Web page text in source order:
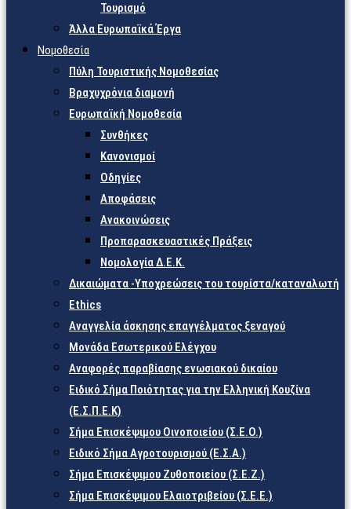
Τουρισμό
Άλλα Ευρωπαϊκά Έργα
Νομοθεσία
Πύλη Τουριστικής Νομοθεσίας
Βραχυχρόνια διαμονή
Ευρωπαϊκή Νομοθεσία
Συνθήκες
Κανονισμοί
Οδηγίες
Αποφάσεις
Ανακοινώσεις
Προπαρασκευαστικές Πράξεις
Νομολογία Δ.Ε.Κ.
Δικαιώματα -Υποχρεώσεις του τουρίστα/καταναλωτή
Ethics
Αναγγελία άσκησης επαγγέλματος ξεναγού
Μονάδα Εσωτερικού Ελέγχου
Αναφορές παραβίασης ενωσιακού δικαίου
Ειδικό Σήμα Ποιότητας για την Ελληνική Κουζίνα
(Ε.Σ.Π.Ε.Κ)
Σήμα Επισκέψιμου Οινοποιείου (Σ.Ε.Ο.)
Ειδικό Σήμα Αγροτουρισμού (Ε.Σ.Α.)
Σήμα Επισκέψιμου Ζυθοποιείου (Σ.Ε.Ζ.)
Σήμα Επισκέψιμου Ελαιοτριβείου (Σ.Ε.Ε.)